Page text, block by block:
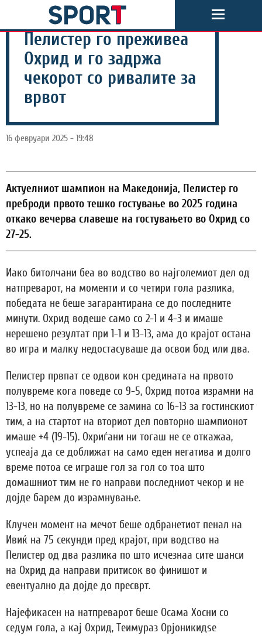
Пелистер го преживеа
Охрид и го задржа
чекорот со ривалите за
врвот
16 февруари 2025 - 19:48
Актуелниот шампион на Македонија, Пелистер го
преброди првото тешко гостување во 2025 година
откако вечерва славеше на гостувањето во Охрид со
27-25.
Иако битолчани беа во водство во најголемиот дел од
натпреварот, на моменти и со четири гола разлика,
победата не беше загарантирана се до последните
минути. Охрид водеше само со 2-1 и 4-3 и имаше
нерешено резултат при 1-1 и 13-13, ама до крајот остана
во игра и малку недостасуваше да освои бод или два.
Пелистер првпат се одвои кон средината на првото
полувреме кога поведе со 9-5, Охрид потоа израмни на
13-13, но на полувреме се замина со 16-13 за гостинскиот
тим, а на стартот на вториот дел повторно шампионот
имаше +4 (19-15). Охриѓани ни тогаш не се откажаа,
успеаја да се доближат на само еден негатива и долго
време потоа се играше гол за гол со тоа што
домашниот тим не го направи последниот чекор и не
дојде барем до израмнување.
Клучен момент на мечот беше одбранетиот пенал на
Ивиќ на 75 секунди пред крајот, при водство на
Пелистер од два разлика по што исчезнаа сите шанси
на Охрид да направи притисок во финишот и
евентуално да дојде до пресврт.
Најефикасен на натпреварот беше Осама Хосни со
седум гола, а кај Охрид, Теимураз Орјоникидѕе